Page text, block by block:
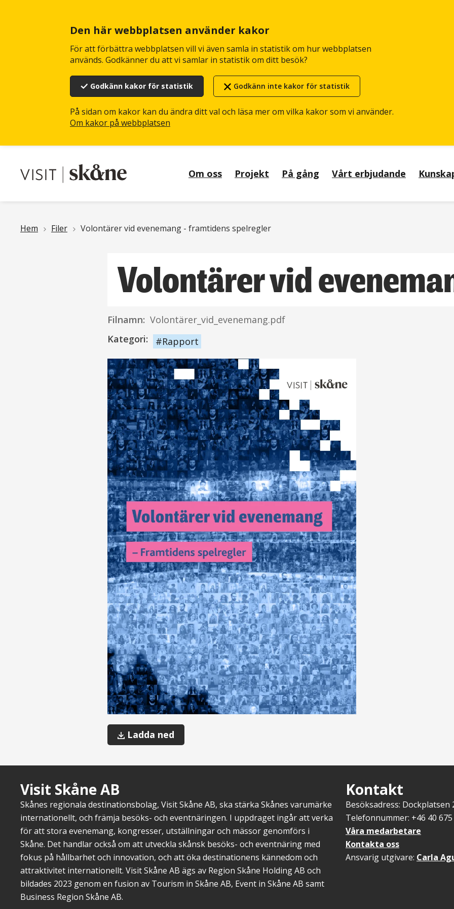
Den här webbplatsen använder kakor
För att förbättra webbplatsen vill vi även samla in statistik om hur webbplatsen
används. Godkänner du att vi samlar in statistik om ditt besök?
Godkänn kakor för statistik Godkänn inte kakor för statistik
På sidan om kakor kan du ändra ditt val och läsa mer om vilka kakor som vi använder.
Om kakor på webbplatsen
Om oss Projekt På gång Vårt erbjudande
Länkstig
Hem Filer Volontärer vid evenemang - framtidens spelregler
Volontärer vid
Filnamn: Volontärer_vid_evenemang.pdf
Kategori:
Rapport
Ladda ned
vid
Visit Skåne AB
Skånes regionala destinationsbolag, Visit Skåne AB, ska stärka Skånes varumärke
internationellt, och främja besöks- och eventnäringen. I uppdraget ingår att verka
för att stora evenemang, kongresser, utställningar och mässor genomförs i
Skåne. Det handlar också om att utveckla skånsk besöks- och eventnäring med
fokus på hållbarhet och innovation, och att öka destinationens kännedom och
attraktivitet internationellt. Visit Skåne AB ägs av Region Skåne Holding AB och
bildades 2023 genom en fusion av Tourism in Skåne AB, Event in Skåne AB samt
Business Region Skåne AB.
Kontakt
Besöksadress:
Telefonnummer: +46 40 675
Våra medarbetare
Kontakta oss
Ansvarig utgivare: Carla